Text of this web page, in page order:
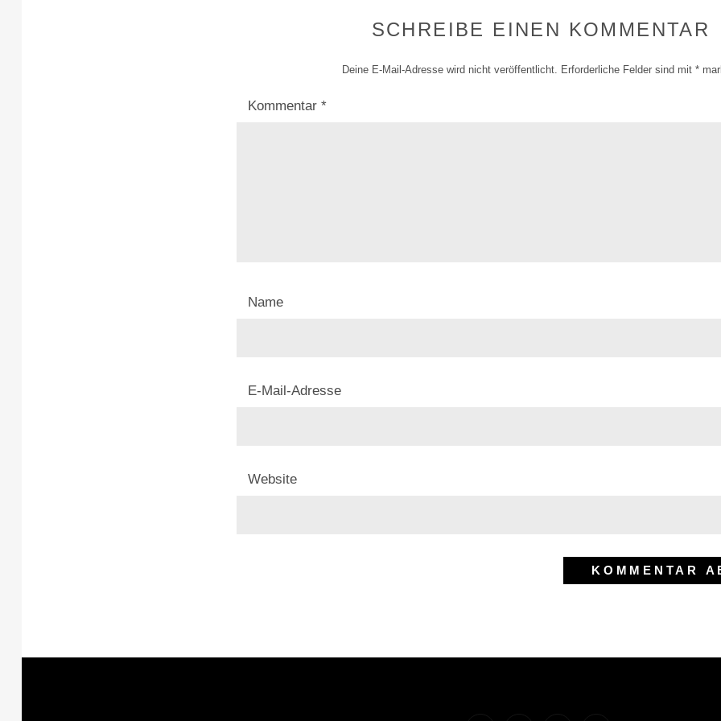
SCHREIBE EINEN KOMMENTAR
Deine E-Mail-Adresse wird nicht veröffentlicht. Erforderliche Felder sind mit *
Kommentar *
Name
E-Mail-Adresse
Website